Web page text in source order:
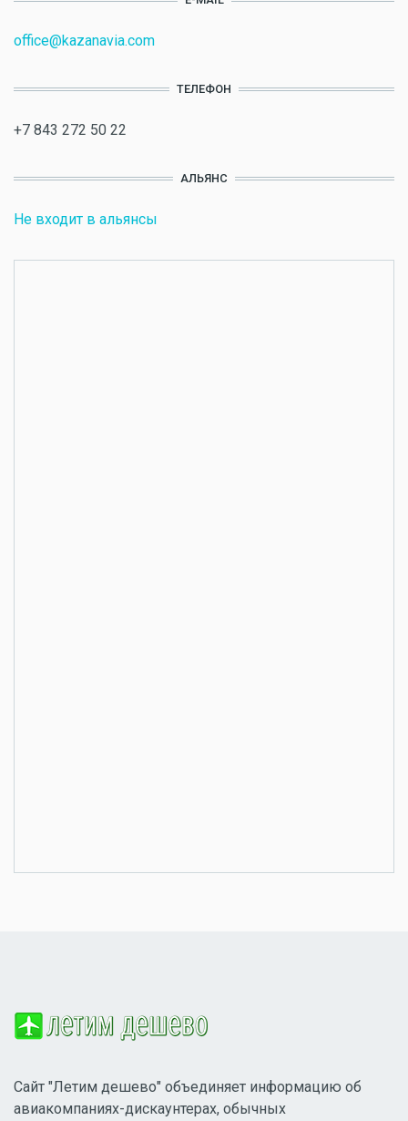
office@kazanavia.com
ТЕЛЕФОН
+7 843 272 50 22
АЛЬЯНС
Не входит в альянсы
Сайт "Летим дешево" объединяет информацию об
авиакомпаниях-дискаунтерах, обычных